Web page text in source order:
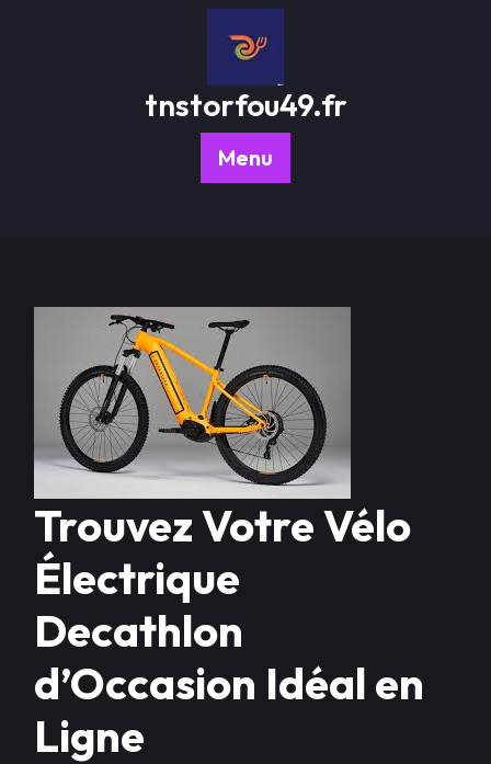
tnstorfou49.fr
Menu
Trouvez Votre Vélo
Électrique
Decathlon
d’Occasion Idéal en
Ligne